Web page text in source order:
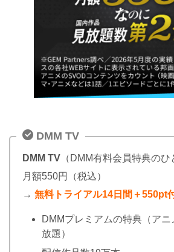
DMM TV
DMM TV （DMM有料会員特典のひ
月額550円（税込）
→ 無料トライアル14日間＋550pt
DMMプレミアムの特典（ア
放題）